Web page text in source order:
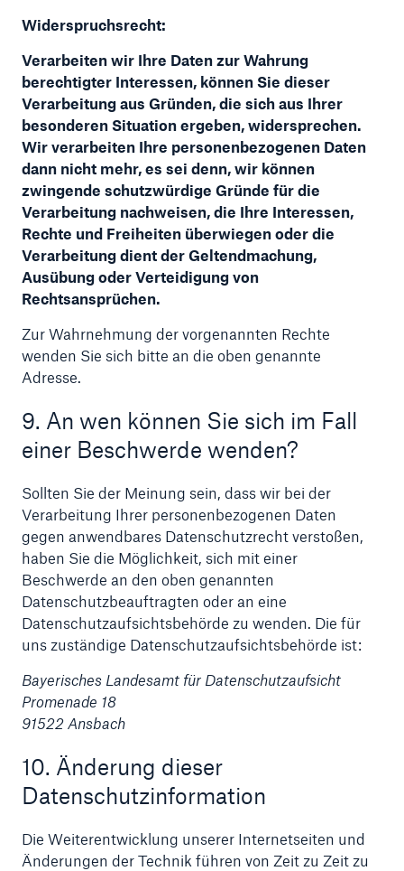
Widerspruchsrecht:
Verarbeiten wir Ihre Daten zur Wahrung
berechtigter Interessen, können Sie dieser
Verarbeitung aus Gründen, die sich aus Ihrer
besonderen Situation ergeben, widersprechen.
Wir verarbeiten Ihre personenbezogenen Daten
dann nicht mehr, es sei denn, wir können
zwingende schutzwürdige Gründe für die
Verarbeitung nachweisen, die Ihre Interessen,
Rechte und Freiheiten überwiegen oder die
Verarbeitung dient der Geltendmachung,
Ausübung oder Verteidigung von
Rechtsansprüchen.
Zur Wahrnehmung der vorgenannten Rechte
wenden Sie sich bitte an die oben genannte
Adresse.
9. An wen können Sie sich im Fall
einer Beschwerde wenden?
Sollten Sie der Meinung sein, dass wir bei der
Verarbeitung Ihrer personenbezogenen Daten
gegen anwendbares Datenschutzrecht verstoßen,
haben Sie die Möglichkeit, sich mit einer
Beschwerde an den oben genannten
Datenschutzbeauftragten oder an eine
Datenschutzaufsichtsbehörde zu wenden. Die für
uns zuständige Datenschutzaufsichtsbehörde ist:
Bayerisches Landesamt für Datenschutzaufsicht
Promenade 18
91522 Ansbach
10. Änderung dieser
Datenschutzinformation
Die Weiterentwicklung unserer Internetseiten und
Änderungen der Technik führen von Zeit zu Zeit zu